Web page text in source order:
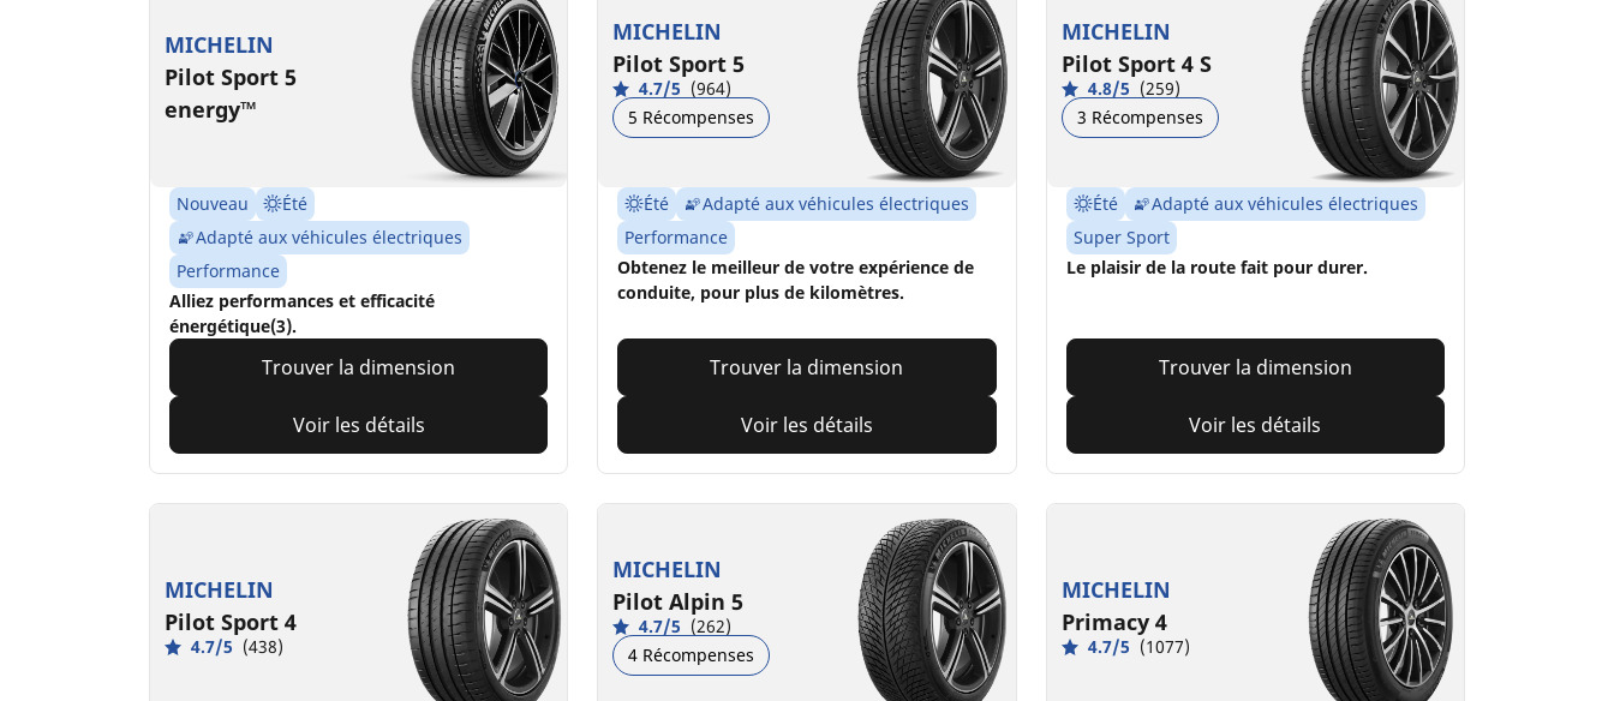
MICHELIN
Pilot Sport 5
energy™
Nouveau
Été
Adapté aux véhicules électriques
Performance
Alliez performances et efficacité
énergétique(3).
Trouver la dimension
Voir les détails
MICHELIN
Pilot Sport 5
4.7/5 (964)
5 Récompenses
Été
Adapté aux véhicules électriques
Performance
Obtenez le meilleur de votre expérience de
conduite, pour plus de kilomètres.
Trouver la dimension
Voir les détails
MICHELIN
Pilot Sport 4 S
4.8/5 (259)
3 Récompenses
Été
Adapté aux véhicules électriques
Super Sport
Le plaisir de la route fait pour durer.
Trouver la dimension
Voir les détails
MICHELIN
Pilot Sport 4
4.7/5 (438)
MICHELIN
Pilot Alpin 5
4.7/5 (262)
4 Récompenses
MICHELIN
Primacy 4
4.7/5 (1077)